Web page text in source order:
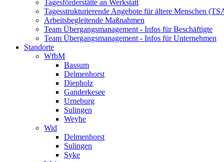
Tagesförderstätte an Werkstatt
Tagesstrukturierende Angebote für ältere Menschen
Arbeitsbegleitende Maßnahmen
Team Übergangsmanagement - Infos für Beschäftigte
Team Übergangsmanagement - Infos für Unternehmen
Standorte
WfbM
Bassum
Delmenhorst
Diepholz
Ganderkesee
Urneburg
Sulingen
Weyhe
Wid
Delmenhorst
Sulingen
Syke